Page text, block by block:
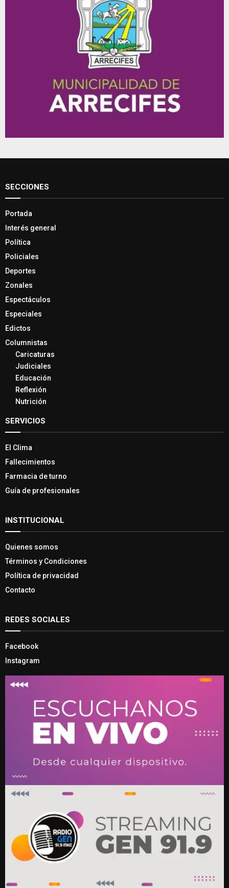
SECCIONES
Portada
Interés general
Política
Policiales
Deportes
Zonales
Espectáculos
Especiales
Edictos
Columnistas
Caricaturas
Judiciales
Educación
Reflexión
Nutrición
SERVICIOS
El Clima
Fallecimientos
Farmacia de turno
Guía de profesionales
INSTITUCIONAL
Quienes somos
Términos y Condiciones
Política de privacidad
Contacto
REDES SOCIALES
Facebook
Instagram